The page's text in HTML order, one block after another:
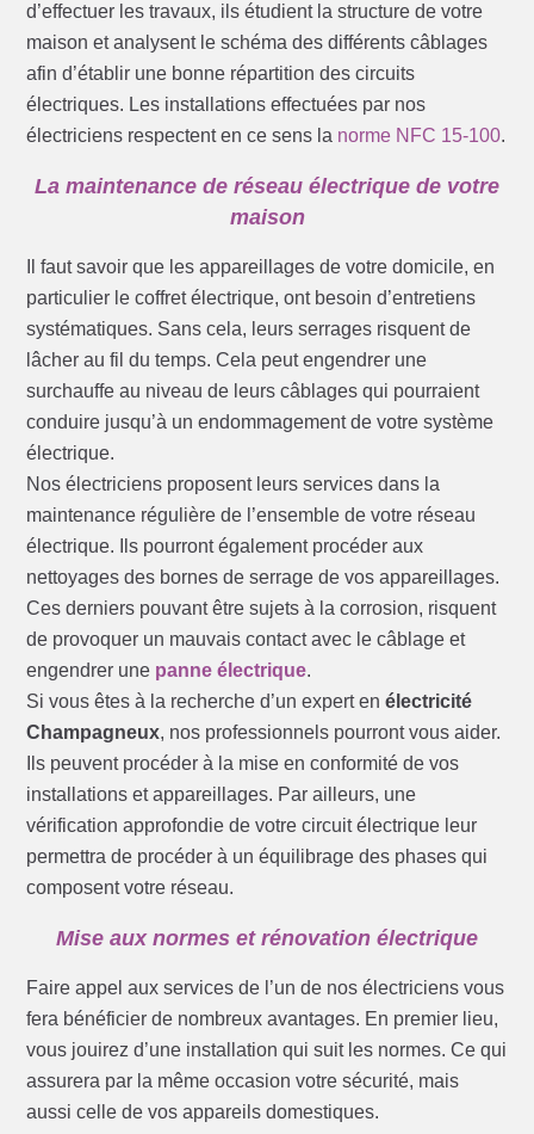
d’effectuer les travaux, ils étudient la structure de votre
maison et analysent le schéma des différents câblages
afin d’établir une bonne répartition des circuits
électriques. Les installations effectuées par nos
électriciens respectent en ce sens la norme NFC 15-100.
La maintenance de réseau électrique de votre
maison
Il faut savoir que les appareillages de votre domicile, en
particulier le coffret électrique, ont besoin d’entretiens
systématiques. Sans cela, leurs serrages risquent de
lâcher au fil du temps. Cela peut engendrer une
surchauffe au niveau de leurs câblages qui pourraient
conduire jusqu’à un endommagement de votre système
électrique.
Nos électriciens proposent leurs services dans la
maintenance régulière de l’ensemble de votre réseau
électrique. Ils pourront également procéder aux
nettoyages des bornes de serrage de vos appareillages.
Ces derniers pouvant être sujets à la corrosion, risquent
de provoquer un mauvais contact avec le câblage et
engendrer une panne électrique.
Si vous êtes à la recherche d’un expert enélectricité
Champagneux, nos professionnels pourront vous aider.
Ils peuvent procéder à la mise en conformité de vos
installations et appareillages. Par ailleurs, une
vérification approfondie de votre circuit électrique leur
permettra de procéder à un équilibrage des phases qui
composent votre réseau.
Mise aux normes et rénovation électrique
Faire appel aux services de l’un de nos électriciens vous
fera bénéficier de nombreux avantages. En premier lieu,
vous jouirez d’une installation qui suit les normes. Ce qui
assurera par la même occasion votre sécurité, mais
aussi celle de vos appareils domestiques.